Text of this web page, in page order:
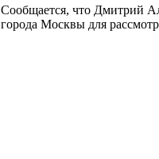
Сообщается, что Дмитрий
города Москвы для